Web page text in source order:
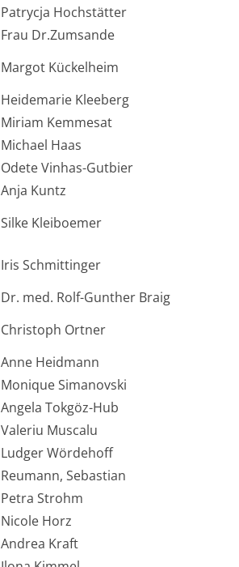
Patrycja Hochstätter
Frau Dr.Zumsande
Margot Kückelheim
Heidemarie Kleeberg
Miriam Kemmesat
Michael Haas
Odete Vinhas-Gutbier
Anja Kuntz
Silke Kleiboemer
Iris Schmittinger
Dr. med. Rolf-Gunther Braig
Christoph Ortner
Anne Heidmann
Monique Simanovski
Angela Tokgöz-Hub
Valeriu Muscalu
Ludger Wördehoff
Reumann, Sebastian
Petra Strohm
Nicole Horz
Andrea Kraft